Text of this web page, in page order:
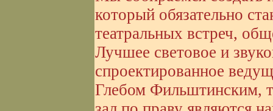
который обязательно
театральных встреч,
Лучшее световое и
спроектированное
Глебом Фильштинским,